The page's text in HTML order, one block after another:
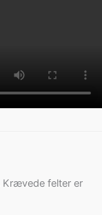
Krævede felter er